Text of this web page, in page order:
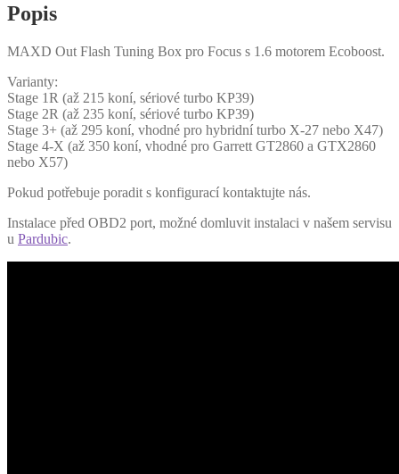
Popis
MAXD Out Flash Tuning Box pro Focus s 1.6 motorem Ecoboost.
Varianty:
Stage 1R (až 215 koní, sériové turbo KP39)
Stage 2R (až 235 koní, sériové turbo KP39)
Stage 3+ (až 295 koní, vhodné pro hybridní turbo X-27 nebo X47)
Stage 4-X (až 350 koní, vhodné pro Garrett GT2860 a GTX2860
nebo X57)
Pokud potřebuje poradit s konfigurací kontaktujte nás.
Instalace před OBD2 port, možné domluvit instalaci v našem servisu
u Pardubic.